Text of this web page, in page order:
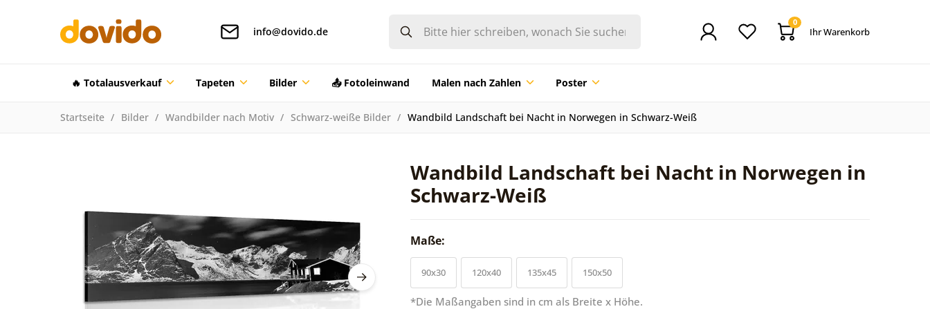
info@dovido.de
0
Ihr Warenkorb
🔥 Totalausverkauf Tapeten Bilder 📤 Fotoleinwand Malen nach Zahlen Poster
Startseite Bilder Wandbilder nach Motiv Schwarz-weiße Bilder Wandbild Landschaft bei Nacht in Norwegen in Schwarz-Weiß
Wandbild Landschaft bei Nacht in Norwegen in
Schwarz-Weiß
Maße:
90x30 120x40 135x45 150x50
*Die Maßangaben sind in cm als Breite x Höhe.